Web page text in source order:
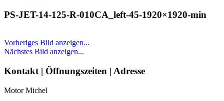
PS-JET-14-125-R-010CA_left-45-1920×1920-min
Vorheriges Bild anzeigen...
Nächstes Bild anzeigen...
Seitenleiste
Kontakt | Öffnungszeiten | Adresse
Motor Michel